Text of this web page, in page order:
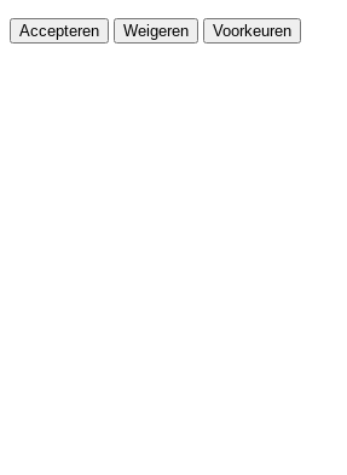
Accepteren Weigeren Voorkeuren